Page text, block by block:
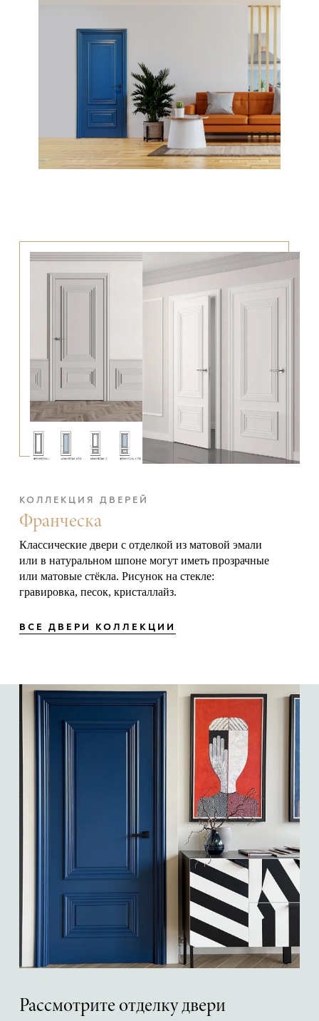
КОЛЛЕКЦИЯ ДВЕРЕЙ
Франческа
Классические двери с отделкой из матовой эмали
или в натуральном шпоне могут иметь прозрачные
или матовые стёкла. Рисунок на стекле:
гравировка, песок, кристаллайз.
ВСЕ ДВЕРИ КОЛЛЕКЦИИ
Рассмотрите отделку двери